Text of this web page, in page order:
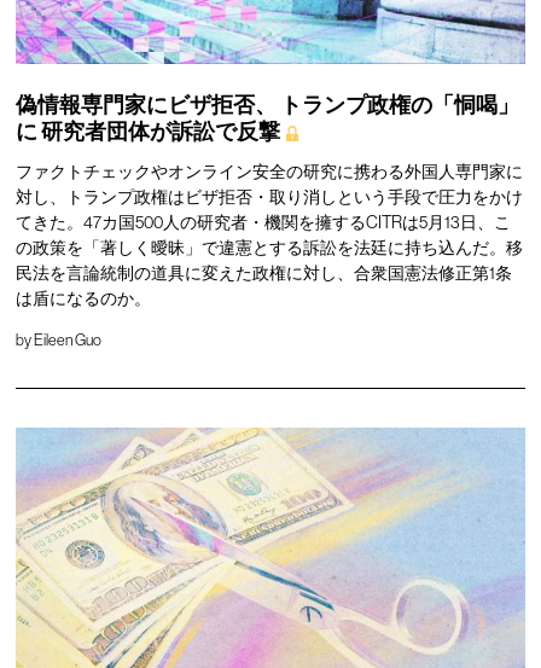
偽情報専門家にビザ拒否、
トランプ政権の「恫喝」
に研究者団体が訴訟で反撃
ファクトチェックやオンライン安全の研究に携わる外国人専門家に
対し、トランプ政権はビザ拒否・取り消しという手段で圧力をかけ
てきた。47カ国500人の研究者・機関を擁するCITRは5月13日、こ
の政策を「著しく曖昧」で違憲とする訴訟を法廷に持ち込んだ。移
民法を言論統制の道具に変えた政権に対し、合衆国憲法修正第1条
は盾になるのか。
by Eileen Guo